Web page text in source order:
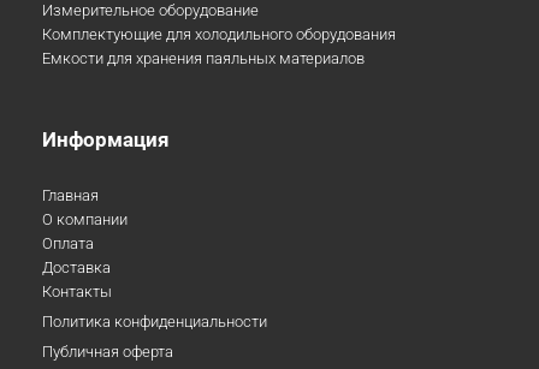
Измерительное оборудование
Комплектующие для холодильного оборудования
Емкости для хранения паяльных материалов
Информация
Главная
О компании
Оплата
Доставка
Контакты
Политика конфиденциальности
Публичная оферта